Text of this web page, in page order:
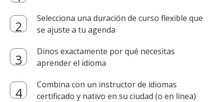
Selecciona una duración de curso flexible que
se ajuste a tu agenda
Dinos exactamente por qué necesitas
aprender el idioma
Combina con un instructor de idiomas
certificado y nativo en su ciudad (o en línea)